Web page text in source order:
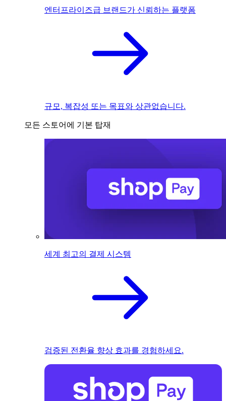
엔터프라이즈급 브랜드가 신뢰하는 플랫폼
규모, 복잡성 또는 목표와 상관없습니다.
모든 스토어에 기본 탑재
세계 최고의 결제 시스템
검증된 전환율 향상 효과를 경험하세요.